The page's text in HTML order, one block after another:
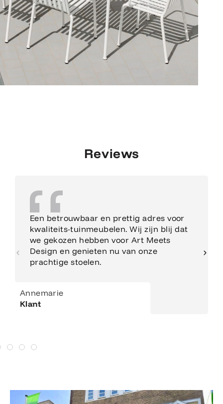
Reviews
Een betrouwbaar en prettig adres voor
kwaliteits-tuinmeubelen. Wij zijn blij dat
we gekozen hebben voor Art Meets
Design en genieten nu van onze
prachtige stoelen.
Annemarie
Klant